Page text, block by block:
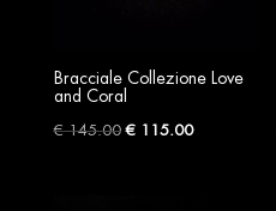
Bracciale Collezione Love
and Coral
€145.00Original
€115.00Current